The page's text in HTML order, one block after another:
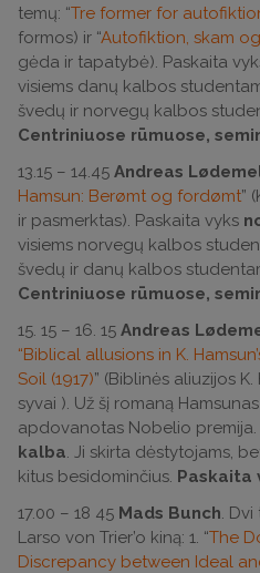
temų: “Tre former for
formos) ir “Autofiktion, skam
gėda ir tapatybė). Paskaita
visiems danų kalbos
švedų ir norvegų kalbos
Centriniuose rūmuose,
13.15 – 14.45 Andreas
Hamsun: Berømt og fordømt”
ir pasmerktas). Paskaita vyks
visiems norvegų kalbos
švedų ir danų kalbos
Centriniuose rūmuose,
15. 15 – 16. 15 Andreas
“Biblical allusions in K.
Soil (1917)” (Biblinės aliuzijos
syvai ). Už šį romaną
apdovanotas Nobelio premija.
kalba. Ji skirta dėstytojams,
kitus besidominčius. Paskaita
17.00 – 18 45 Mads Bunch.
Larso von Trier’o kiną: 1. “The
Discrepancy between Ideal